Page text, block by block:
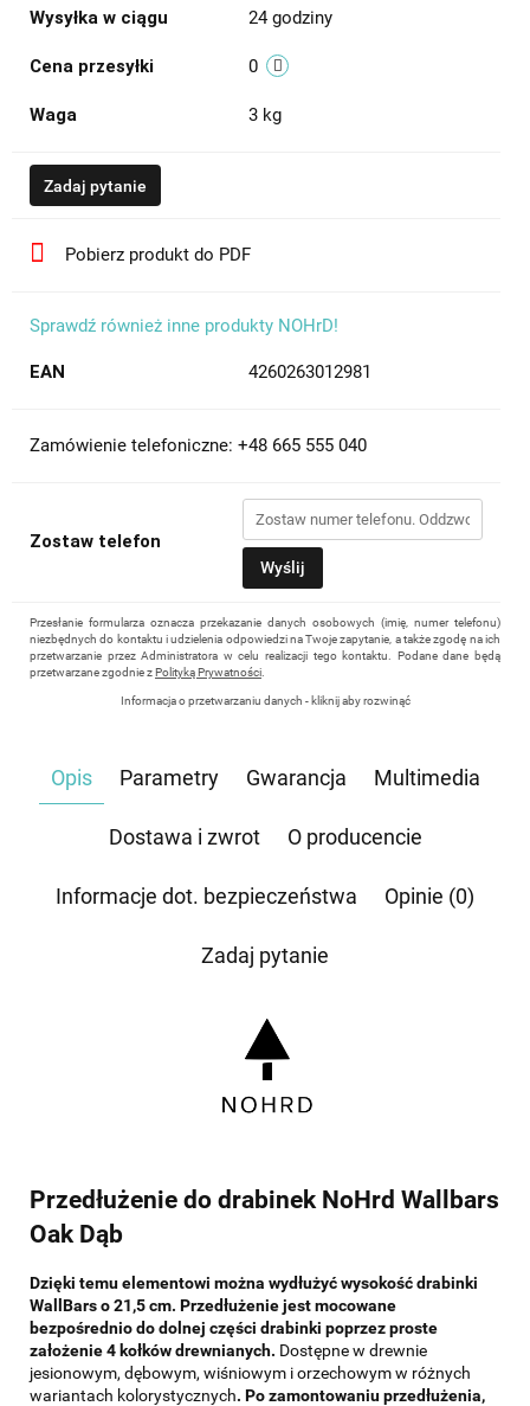
Wysyłka w ciągu 24 godziny
Cena przesyłki 0
Waga 3 kg
Zadaj pytanie
Pobierz produkt do PDF
Sprawdź również inne produkty NOHrD!
EAN 4260263012981
Zamówienie telefoniczne: +48 665 555 040
Zostaw telefon
Wyślij
Przesłanie formularza oznacza przekazanie danych osobowych (imię, numer telefonu)
niezbędnych do kontaktu i udzielenia odpowiedzi na Twoje zapytanie, a także zgodę na ich
przetwarzanie przez Administratora w celu realizacji tego kontaktu. Podane dane będą
przetwarzane zgodnie zPolityką Prywatności
Informacja o przetwarzaniu danych - kliknij aby rozwinąć
odpowiedzi, może być w każdej chwili wycofana, kontaktując się z administratorem, np.
której dane dotyczą, przysługuje prawo dostępu do swoich danych, ich sprostowania,
żądania zaprzestania przetwarzania, usunięcia, ograniczenia przetwarzania, a także prawo
Opis Parametry Gwarancja Multimedia
Dostawa i zwrot O producencie
Informacje dot. bezpieczeństwa Opinie (0)
Zadaj pytanie
Przedłużenie do drabinek NoHrd Wallbars
Oak Dąb
Dzięki temu elementowi można wydłużyć wysokość drabinki
WallBars o 21,5 cm. Przedłużenie jest mocowane
bezpośrednio do dolnej części drabinki poprzez proste
założenie 4 kołków drewnianych. Dostępne w drewnie
jesionowym, dębowym, wiśniowym i orzechowym w różnych
wariantach kolorystycznych. Po zamontowaniu przedłużenia,